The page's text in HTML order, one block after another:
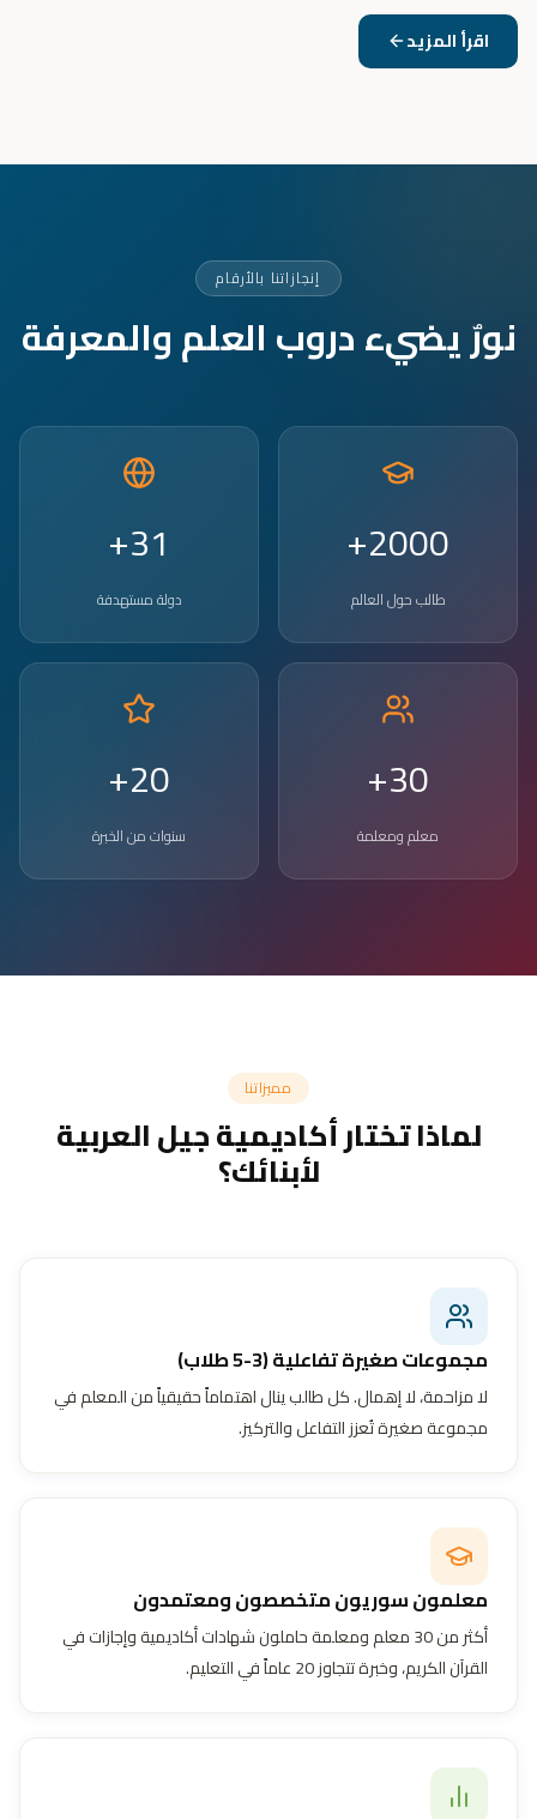
اقرأ المزيد
إنجازاتنا بالأرقام
نورٌ يضيء دروب العلم والمعرفة
2000+
طالب حول العالم
31+
دولة مستهدفة
30+
معلم ومعلمة
20+
سنوات من الخبرة
مميزاتنا
لماذا تختار أكاديمية جيل العربية
لأبنائك؟
مجموعات صغيرة تفاعلية (3-5 طلاب)
لا مزاحمة، لا إهمال. كل طالب ينال اهتماماً حقيقياً من المعلم في
مجموعة صغيرة تُعزز التفاعل والتركيز.
معلمون سوريون متخصصون ومعتمدون
أكثر من 30 معلم ومعلمة حاملون شهادات أكاديمية وإجازات في
القرآن الكريم، وخبرة تتجاوز 20 عاماً في التعليم.